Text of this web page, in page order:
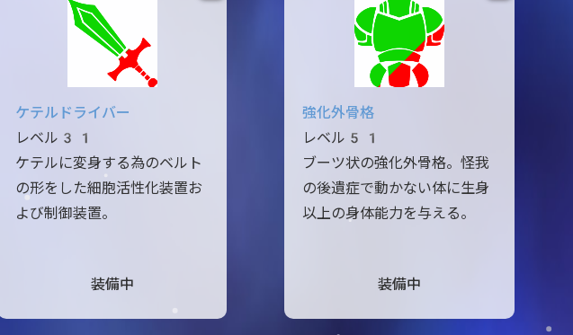
ケテルドライバー
レベル31
ケテルに変身する為のベルト
の形をした細胞活性化装置お
よび制御装置。
装備中
強化外骨格
レベル51
ブーツ状の強化外骨格。怪我
の後遺症で動かない体に生身
以上の身体能力を与える。
装備中